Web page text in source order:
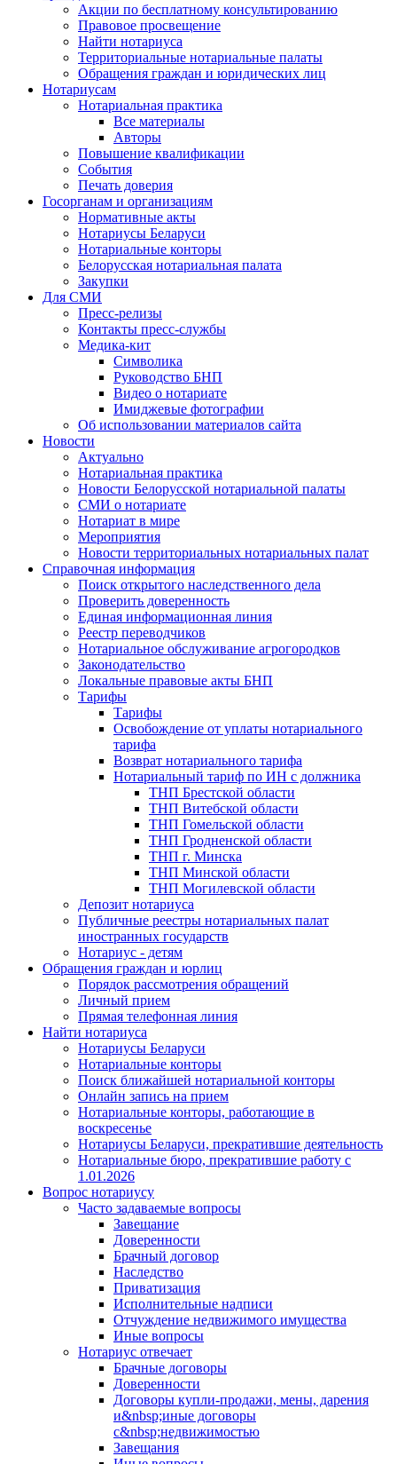
Акции по бесплатному консультированию
Правовое просвещение
Найти нотариуса
Территориальные нотариальные палаты
Обращения граждан и юридических лиц
Нотариусам
Нотариальная практика
Все материалы
Авторы
Повышение квалификации
События
Печать доверия
Госорганам и организациям
Нормативные акты
Нотариусы Беларуси
Нотариальные конторы
Белорусская нотариальная палата
Закупки
Для СМИ
Пресс-релизы
Контакты пресс-службы
Медика-кит
Символика
Руководство БНП
Видео о нотариате
Имиджевые фотографии
Об использовании материалов сайта
Новости
Актуально
Нотариальная практика
Новости Белорусской нотариальной палаты
СМИ о нотариате
Нотариат в мире
Мероприятия
Новости территориальных нотариальных палат
Справочная информация
Поиск открытого наследственного дела
Проверить доверенность
Единая информационная линия
Реестр переводчиков
Нотариальное обслуживание агрогородков
Законодательство
Локальные правовые акты БНП
Тарифы
Тарифы
Освобождение от уплаты нотариального
тарифа
Возврат нотариального тарифа
Нотариальный тариф по ИН с должника
ТНП Брестской области
ТНП Витебской области
ТНП Гомельской области
ТНП Гродненской области
ТНП г. Минска
ТНП Минской области
ТНП Могилевской области
Депозит нотариуса
Публичные реестры нотариальных палат
иностранных государств
Нотариус - детям
Обращения граждан и юрлиц
Порядок рассмотрения обращений
Личный прием
Прямая телефонная линия
Найти нотариуса
Нотариусы Беларуси
Нотариальные конторы
Поиск ближайшей нотариальной конторы
Онлайн запись на прием
Нотариальные конторы, работающие в
воскресенье
Нотариусы Беларуси, прекратившие деятельность
Нотариальные бюро, прекратившие работу с
1.01.2026
Вопрос нотариусу
Часто задаваемые вопросы
Завещание
Доверенности
Брачный договор
Наследство
Приватизация
Исполнительные надписи
Отчуждение недвижимого имущества
Иные вопросы
Нотариус отвечает
Брачные договоры
Доверенности
Договоры купли-продажи, мены, дарения
и&nbsp;иные договоры
с&nbsp;недвижимостью
Завещания